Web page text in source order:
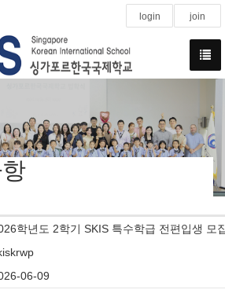
login join
학년도 2학기 SKIS 특수학급 전편입생 모
06-09